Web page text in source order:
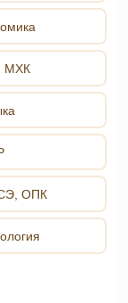
МХК
ОПК